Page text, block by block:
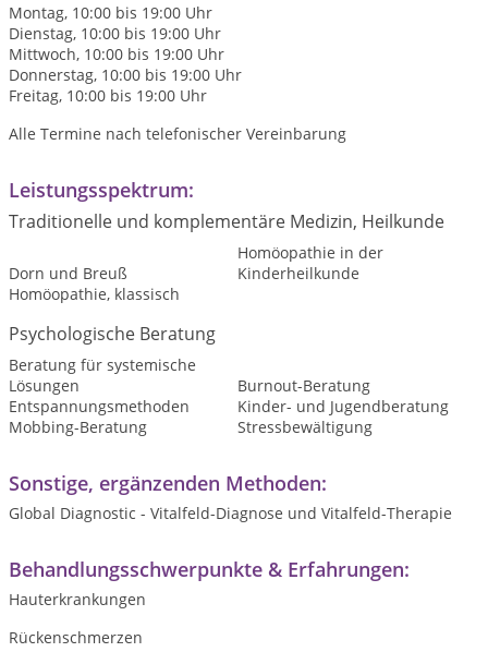
Montag, 10:00 bis 19:00 Uhr
Dienstag, 10:00 bis 19:00 Uhr
Mittwoch, 10:00 bis 19:00 Uhr
Donnerstag, 10:00 bis 19:00 Uhr
Freitag, 10:00 bis 19:00 Uhr
Alle Termine nach telefonischer Vereinbarung
Leistungsspektrum:
Traditionelle und komplementäre Medizin, Heilkunde
Dorn und Breuß
Homöopathie in der
Kinderheilkunde
Homöopathie, klassisch
Psychologische Beratung
Beratung für systemische
Lösungen
Burnout-Beratung
Entspannungsmethoden
Kinder- und Jugendberatung
Mobbing-Beratung
Stressbewältigung
Sonstige, ergänzenden Methoden:
Global Diagnostic - Vitalfeld-Diagnose und Vitalfeld-Therapie
Behandlungsschwerpunkte & Erfahrungen:
Hauterkrankungen
Rückenschmerzen